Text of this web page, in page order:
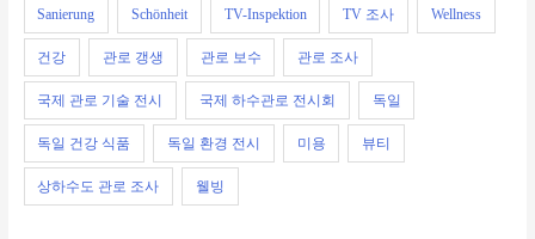
Sanierung Schönheit TV-Inspektion TV 조사 Wellness
건강 관로 갱생 관로 보수 관로 조사
국제 관로 기술 전시 국제 하수관로 전시회 독일
독일 건강 식품 독일 환경 전시 미용 뷰티
상하수도 관로 조사 웰빙